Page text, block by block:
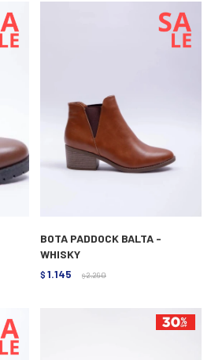
BOTA PADDOCK BALTA -
WHISKY
$ 1.145 $ 2.290